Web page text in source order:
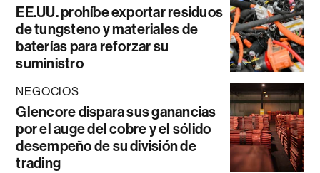
EE.UU. prohíbe exportar residuos
de tungsteno y materiales de
baterías para reforzar su
suministro
NEGOCIOS
Glencore dispara sus ganancias
por el auge del cobre y el sólido
desempeño de su división de
trading